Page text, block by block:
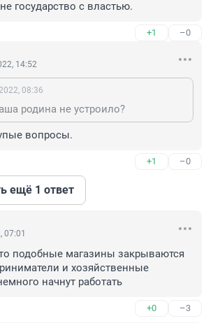
государство с властью.
+1 –0
14:52
08:36
родина не устроило?
вопросы.
+1 –0
ещё 1 ответ
07:01
подобные магазины закрываются
и хозяйственные
начнут работать
+0 –3